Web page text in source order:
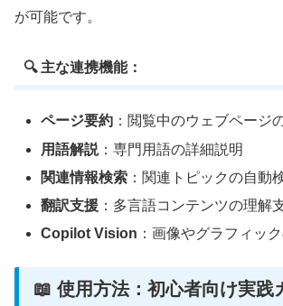
が可能です。
🔍 主な連携機能：
ページ要約 ：閲覧中のウェブページ
用語解説：専門用語の詳細説明
関連情報検索 ：関連トピックの自動
翻訳支援 ：多言語コンテンツの理解
Copilot Vision ：画像やグラフィッ
📖 使用方法：初心者向け実践